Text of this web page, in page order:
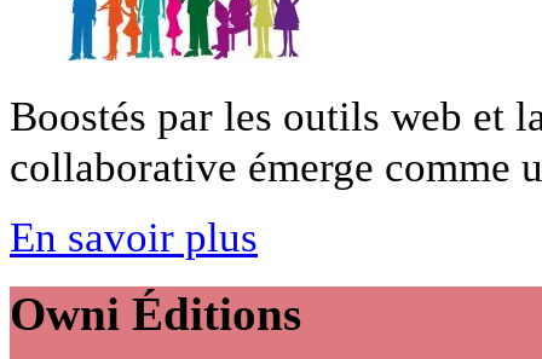
Boostés par les outils web et
collaborative émerge comme
En savoir plus
Owni Éditions